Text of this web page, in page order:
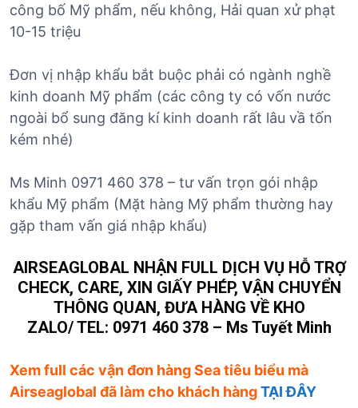
công bố Mỹ phẩm, nếu không, Hải quan xử phạt
10-15 triệu
Đơn vị nhập khẩu bắt buộc phải có ngành nghề
kinh doanh Mỹ phẩm (các công ty có vốn nước
ngoài bổ sung đăng kí kinh doanh rất lâu vầ tốn
kém nhé)
Ms Minh 0971 460 378 – tư vấn trọn gói nhập
khẩu Mỹ phẩm (Mặt hàng Mỹ phẩm thường hay
gặp tham vấn giá nhập khẩu)
AIRSEAGLOBAL NHẬN FULL DỊCH VỤ HỖ TRỢ
CHECK, CARE, XIN GIẤY PHÉP, VẬN CHUYỂN
THÔNG QUAN, ĐƯA HÀNG VỀ KHO
ZALO/ TEL: 0971 460 378 – Ms Tuyết Minh
Xem full các vận đơn hàng Sea tiêu biểu mà
Airseaglobal đã làm cho khách hàngTẠI ĐÂY